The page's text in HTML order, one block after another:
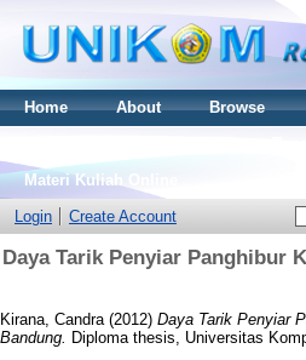
Home About Browse
Materi Kuliah Online
Login
Create Account
Daya Tarik Penyiar Panghibur
Kirana, Candra (2012) Daya Tarik Penyiar
Bandung.
Diploma thesis, Universitas